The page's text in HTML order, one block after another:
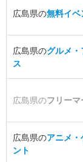
広島県の無料イベ
広島県のグルメ
ス
広島県のフリーマ
広島県のアニメ
ント